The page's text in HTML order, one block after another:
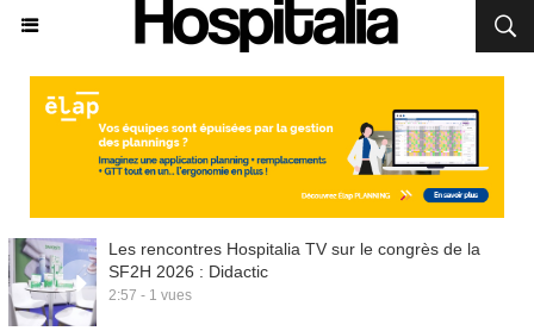
Les rencontres Hospitalia TV sur le congrès de la
SF2H 2026 : Didactic
2:57 - 1 vues